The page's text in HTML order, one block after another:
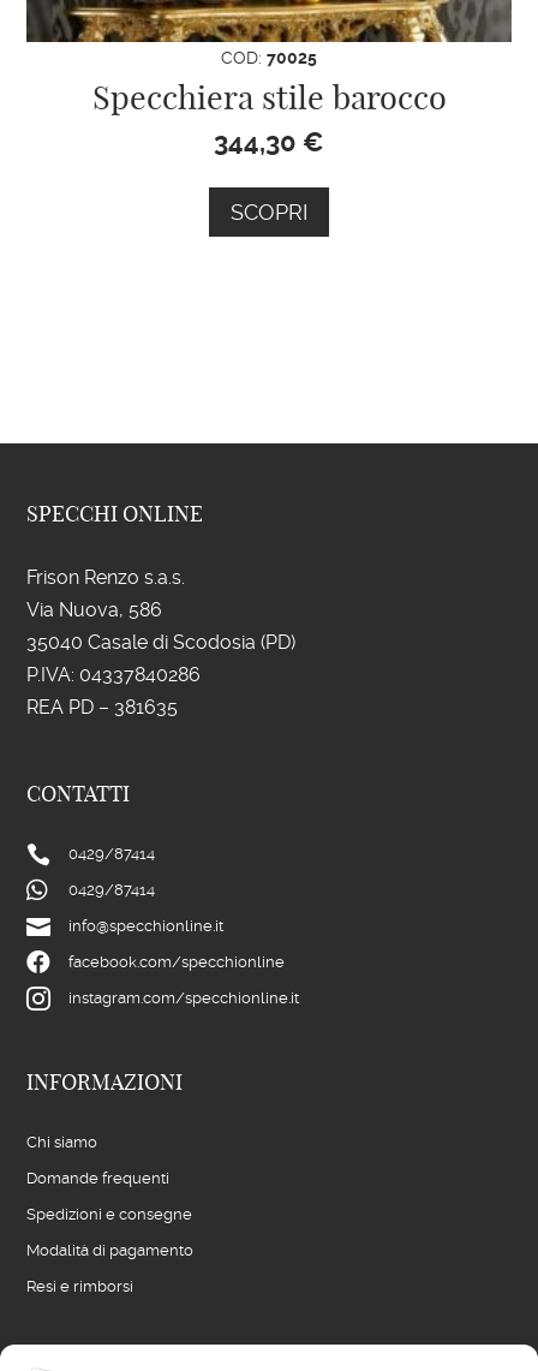
COD: 70025
Specchiera stile barocco
344,30 €
SCOPRI
SPECCHI ONLINE
Frison Renzo s.a.s.
Via Nuova, 586
35040 Casale di Scodosia (PD)
P.IVA: 04337840286
REA PD – 381635
CONTATTI
 0429/87414
 0429/87414
 info@specchionline.it
 facebook.com/specchionline
 instagram.com/specchionline.it
INFORMAZIONI
Chi siamo
Domande frequenti
Spedizioni e consegne
Modalità di pagamento
Resi e rimborsi